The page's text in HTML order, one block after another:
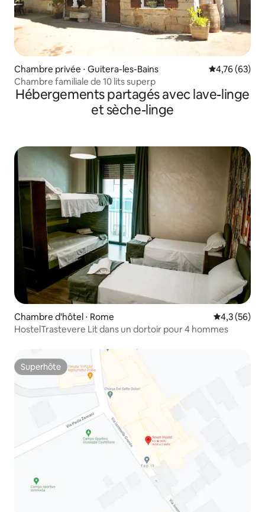
Chambre privée ⋅ Guitera-les-Bains Évaluation
4,76 (63)
Chambre familiale de 10 lits superp
Hébergements partagés avec lave-linge
et sèche-linge
Chambre d'hôtel ⋅ Rome Évaluation
4,3 (56)
HostelTrastevere Lit dans un dortoir pour 4 hommes
Superhôte
Superhôte